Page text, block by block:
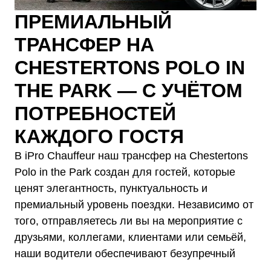
ПРЕМИАЛЬНЫЙ
ТРАНСФЕР НА
CHESTERTONS POLO IN
THE PARK — С УЧЁТОМ
ПОТРЕБНОСТЕЙ
КАЖДОГО ГОСТЯ
В iPro Chauffeur наш трансфер на Chestertons
Polo in the Park создан для гостей, которые
ценят элегантность, пунктуальность и
премиальный уровень поездки. Независимо от
того, отправляетесь ли вы на мероприятие с
друзьями, коллегами, клиентами или семьёй,
наши водители обеспечивают безупречный